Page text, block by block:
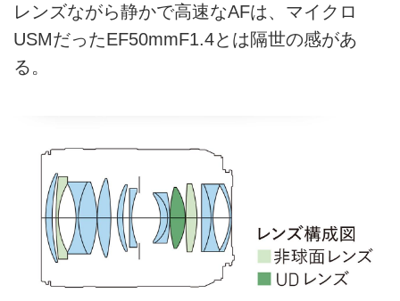
レンズながら静かで高速なAFは、マイクロ
USMだったEF50mmF1.4とは隔世の感があ
る。